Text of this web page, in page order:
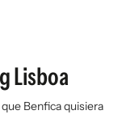
Lisboa
Benfica quisiera